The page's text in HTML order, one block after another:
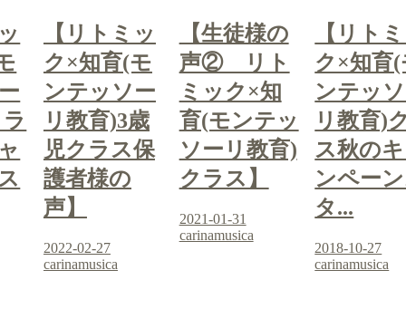
【リトミッ
ク×知育(モ
ンテッソー
リ教育)3歳
児クラス保
護者様の
声】
2022-02-27
carinamusica
【生徒様の
声② リト
ミック×知
育(モンテッ
ソーリ教育)
クラス】
2021-01-31
carinamusica
【リト
ク×知育(
ンテッ
リ教育)
ス秋の
ンペー
タ...
2018-10-27
carinamusica